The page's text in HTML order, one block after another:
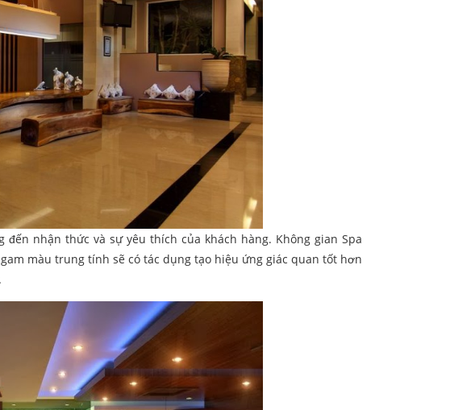
nhận thức và sự yêu thích của khách hàng. Không gian Spa
màu trung tính sẽ có tác dụng tạo hiệu ứng giác quan tốt hơn